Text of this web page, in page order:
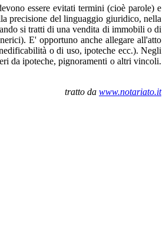
essere evitati termini (cioè parole) e
precisione del linguaggio giuridico, nella
si tratti di una vendita di immobili o di
E' opportuno anche allegare all'atto
o di uso, ipoteche ecc.). Negli
da ipoteche, pignoramenti o altri vincoli.
tratto da www.notariato.it